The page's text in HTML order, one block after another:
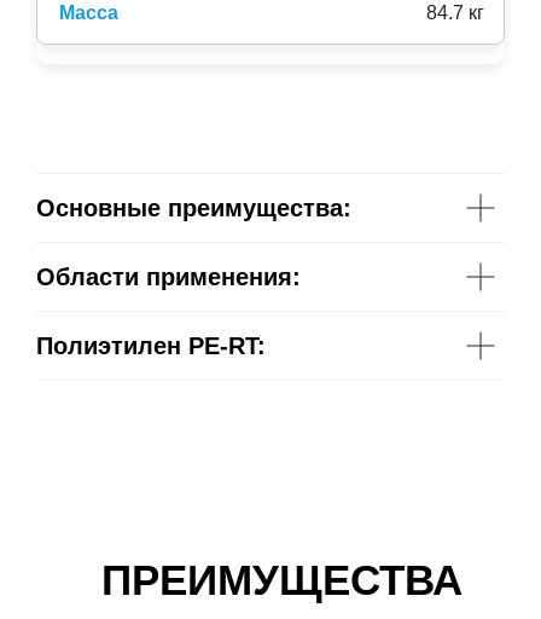
84.7 кг
Основные преимущества:
Области применения:
Полиэтилен PE-RT:
ПРЕИМУЩЕСТВА